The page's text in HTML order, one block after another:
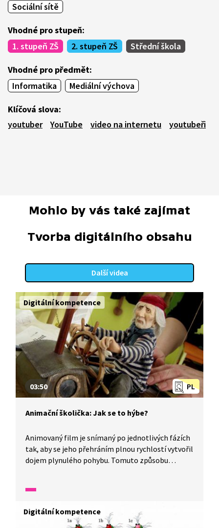
Sociální sítě
Vhodné pro stupeň:
1. stupeň ZŠ
2. stupeň ZŠ Střední škola
Vhodné pro předmět:
Informatika
Mediální výchova
Klíčová slova:
youtuber
YouTube video na internetu youtubeři
Mohlo by vás také zajímat
Tvorba digitálního obsahu
Další videa
Digitální kompetence
PL
03:50
Animační školička: Jak se to hýbe?
Animovaný film je snímaný po jednotlivých fázích
tak, aby se jeho přehráním plnou rychlostí vytvořil
dojem plynulého pohybu. Tomuto způsobu
ve filmu hýbají. Jak? Připravte si tužku, papír,
jak se dělá animovaný film.
Digitální kompetence